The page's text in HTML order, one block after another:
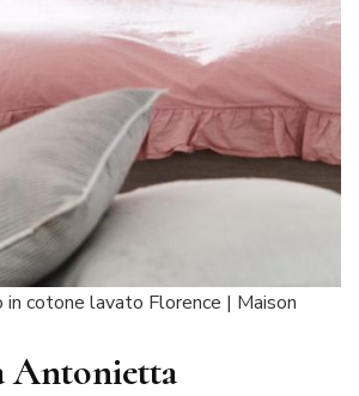
in cotone lavato Florence | Maison
Antonietta